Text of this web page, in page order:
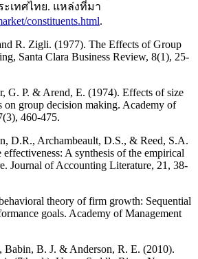
เทศไทย. แหล่งที่มา
constituents.html.
R. Zigli. (1977). The Effects of Group
Santa Clara Business Review, 8(1), 25-
G. P. & Arend, E. (1974). Effects of size
on group decision making. Academy of
460-475.
D.R., Archambeault, D.S., & Reed, S.A.
A synthesis of the empirical
Journal of Accounting Literature, 21, 38-
theory of firm growth: Sequential
goals. Academy of Management
Babin, B. J. & Anderson, R. E. (2010).